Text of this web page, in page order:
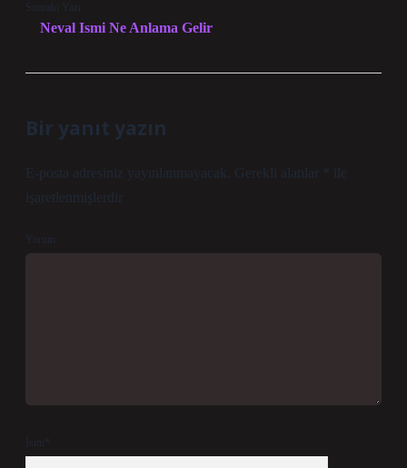
Sonraki Yazı
Neval Ismi Ne Anlama Gelir
Bir yanıt yazın
E-posta adresiniz yayınlanmayacak. Gerekli alanlar
ile
işaretlenmişlerdir
Yorum
İsim*